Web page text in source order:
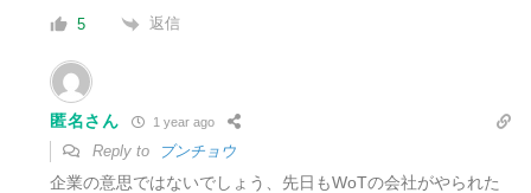
5 返信
匿名さん 1 year ago
Reply to ブンチョウ
企業の意思ではないでしょう、先日もWoTの会社がやられた